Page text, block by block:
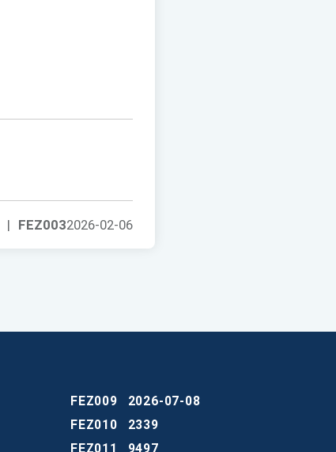
FEZ0032026-02-06
|
FEZ009
2026-07-08
FEZ010
2339
FEZ011
9497